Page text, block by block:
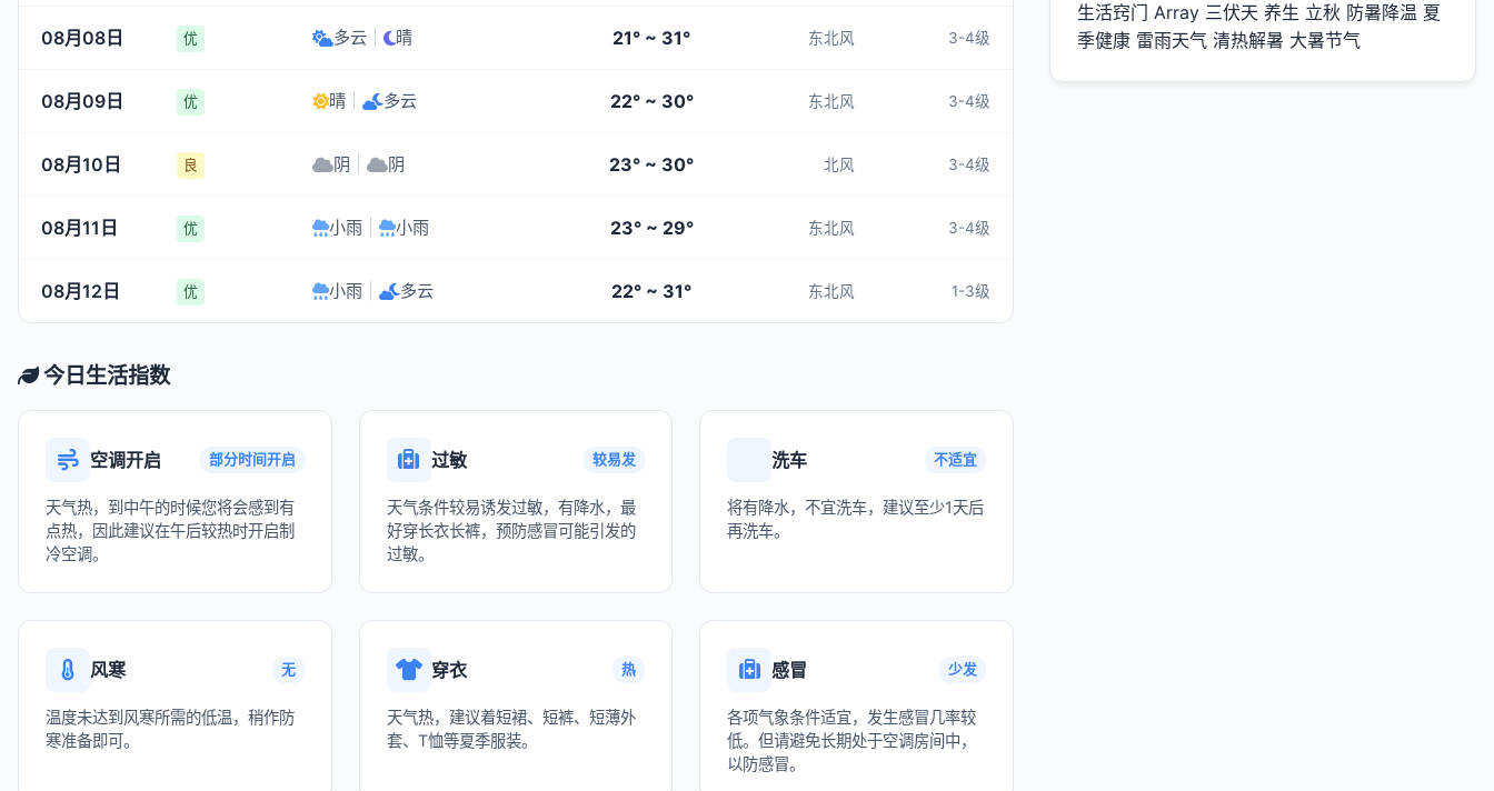
08月08日 优 多云 晴 21° ~ 31° 东北风 3-4级
08月09日 优 晴 多云 22° ~ 30° 东北风 3-4级
08月10日 良 阴 阴 23° ~ 30° 北风 3-4级
08月11日 优 小雨 小雨 23° ~ 29° 东北风 3-4级
08月12日 优 小雨 多云 22° ~ 31° 东北风 1-3级
今日生活指数
空调开启 部分时间开启
天气热，到中午的时候您将会感到有
点热，因此建议在午后较热时开启制
冷空调。
过敏 较易发
天气条件较易诱发过敏，有降水，最
好穿长衣长裤，预防感冒可能引发的
过敏。
洗车 不适宜
将有降水，不宜洗车，建议至少1天后
再洗车。
风寒 无
温度未达到风寒所需的低温，稍作防
寒准备即可。
穿衣 热
天气热，建议着短裙、短裤、短薄外
套、T恤等夏季服装。
感冒 少发
各项气象条件适宜，发生感冒几率较
低。但请避免长期处于空调房间中，
以防感冒。
生活窍门 Array 三伏天 养生 立秋 防暑降温 夏
季健康 雷雨天气 清热解暑 大暑节气